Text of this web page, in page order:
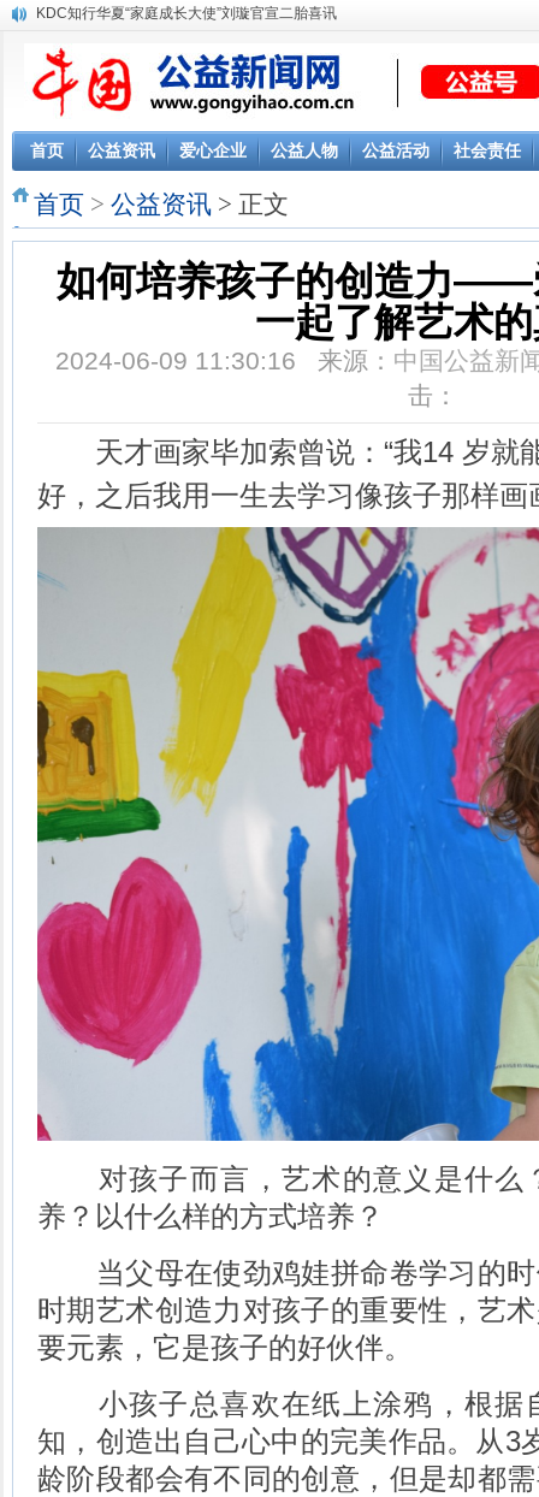
KDC知行华夏“家庭成长大使”刘璇官宣二胎喜讯
首页 公益资讯 爱心企业 公益人物 公益活动 社会责任
首页 > 公益资讯 > 正文
如何培养孩子的创造力——
一起了解艺术
2024-06-09 11:30:16 来源： 中国公益新
击：
天才画家毕加索曾说：“我14 岁就
好，之后我用一生去学习像孩子那样画
对孩子而言，艺术的意义是什么
养？以什么样的方式培养？
当父母在使劲鸡娃拼命卷学习的时
时期艺术创造力对孩子的重要性，艺
要元素，它是孩子的好伙伴。
小孩子总喜欢在纸上涂鸦，根据
知，创造出自己心中的完美作品。从3
龄阶段都会有不同的创意，但是却都